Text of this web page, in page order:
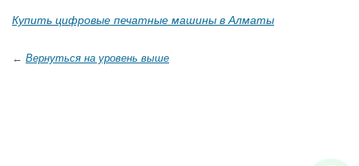
Купить цифровые печатные машины в Алматы
← Вернуться на уровень выше